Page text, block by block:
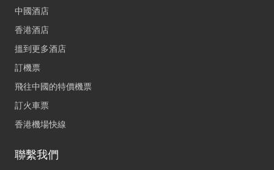
中國酒店
香港酒店
搵到更多酒店
訂機票
飛往中國的特價機票
訂火車票
香港機場快線
聯繫我們